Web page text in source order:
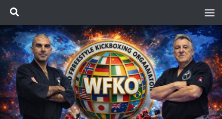
Skip to content